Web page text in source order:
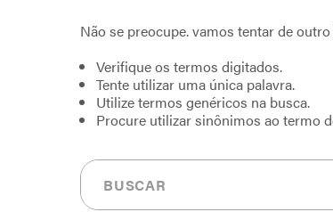
Verifique os termos digitados.
Tente utilizar uma única palavra.
Utilize termos genéricos na busca.
Procure utilizar sinônimos ao termo
Buscar